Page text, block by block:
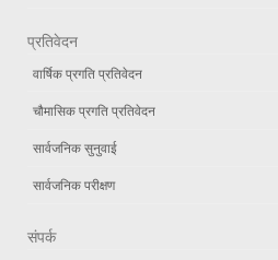
प्रतिवेदन
वार्षिक प्रगति प्रतिवेदन
चौमासिक प्रगति प्रतिवेदन
सार्वजनिक सुनुवाई
सार्वजनिक परीक्षण
संपर्क